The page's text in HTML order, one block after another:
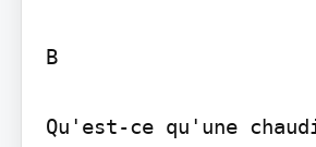
B
Qu'est-ce qu'une